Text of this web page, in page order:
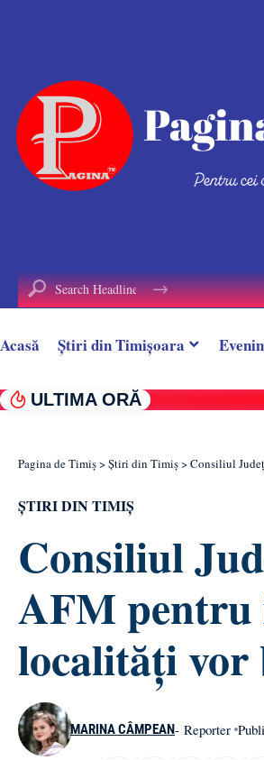
Acasă Știri din Timișoara
ULTIMA ORĂ Doi răniți în
Pagina de Timiș>Știri din Timiș>Consiliul
ȘTIRI DIN TIMIȘ
Consiliul
AFM pentru
localități vor
MARINA CÂMPEAN- Reporter